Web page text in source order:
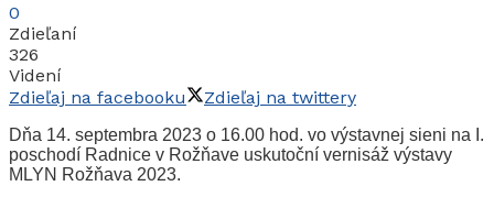
0
Zdieľaní
326
Videní
Zdieľaj na facebooku
Zdieľaj na twittery
Dňa 14. septembra 2023 o 16.00 hod. vo výstavnej sieni na I.
poschodí Radnice v Rožňave uskutoční vernisáž výstavy
MLYN Rožňava 2023.